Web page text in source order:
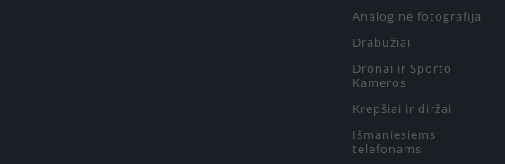
Analoginė fotografija
Drabužiai
Dronai ir Sporto
Kameros
Krepšiai ir diržai
Išmaniesiems
telefonams